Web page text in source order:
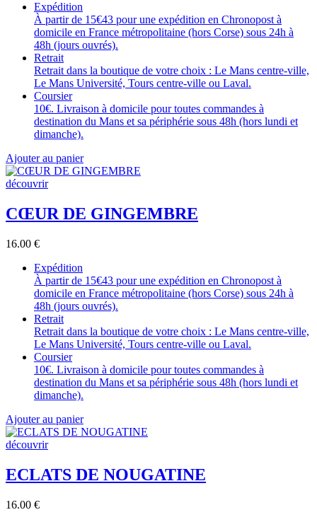
Expédition
À partir de 15€43 pour une expédition en Chronopost à
domicile en France métropolitaine (hors Corse) sous 24h à
48h (jours ouvrés).
Retrait
Retrait dans la boutique de votre choix : Le Mans centre-ville,
Le Mans Université, Tours centre-ville ou Laval.
Coursier
10€. Livraison à domicile pour toutes commandes à
destination du Mans et sa périphérie sous 48h (hors lundi et
dimanche).
Ajouter au panier
découvrir
CŒUR DE GINGEMBRE
16.00 €
Expédition
À partir de 15€43 pour une expédition en Chronopost à
domicile en France métropolitaine (hors Corse) sous 24h à
48h (jours ouvrés).
Retrait
Retrait dans la boutique de votre choix : Le Mans centre-ville,
Le Mans Université, Tours centre-ville ou Laval.
Coursier
10€. Livraison à domicile pour toutes commandes à
destination du Mans et sa périphérie sous 48h (hors lundi et
dimanche).
Ajouter au panier
découvrir
ECLATS DE NOUGATINE
16.00 €